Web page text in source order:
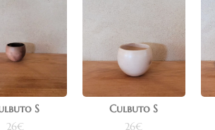
S
26€
Culbuto S
26€